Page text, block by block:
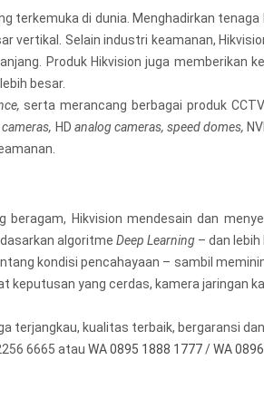
terkemuka di dunia. Menghadirkan
vertikal. Selain industri keamanan,
Produk Hikvision juga memberikan
besar.
serta merancang berbagai produk
HD analog cameras, speed domes,
beragam, Hikvision mendesain dan
algoritme Deep Learning – dan lebih
kondisi pencahayaan – sambil
yang cerdas, kamera jaringan
terjangkau, kualitas terbaik, bergaransi
6665 atau WA 0895 1888 1777/WA